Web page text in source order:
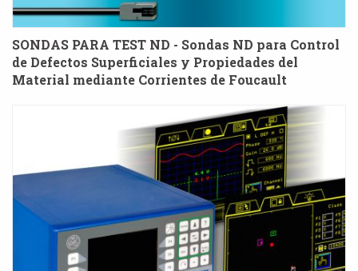
SONDAS PARA TEST ND - Sondas ND para Control
de Defectos Superficiales y Propiedades del
Material mediante Corrientes de Foucault